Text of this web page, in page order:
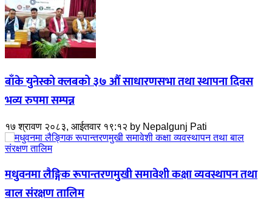
बाँके युनेस्को क्लबको ३७ औं साधारणसभा तथा स्थापना दिवस
भव्य रुपमा सम्पन्न
१७ श्रावण २०८३, आईतवार १९:१२ by Nepalgunj Pati
मधुवनमा लैङ्गिक रूपान्तरणमुखी समावेशी कक्षा व्यवस्थापन तथा
बाल संरक्षण तालिम